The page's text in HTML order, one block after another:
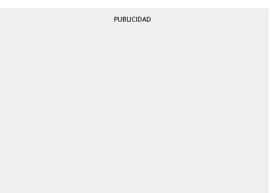
PUBLICIDAD